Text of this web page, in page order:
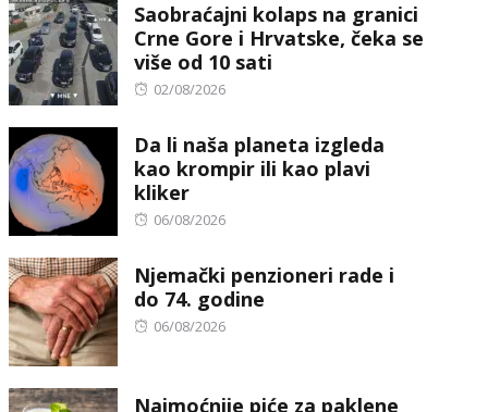
Saobraćajni kolaps na granici
Crne Gore i Hrvatske, čeka se
više od 10 sati
Posted
02/08/2026
Da li naša planeta izgleda
kao krompir ili kao plavi
kliker
Posted
06/08/2026
Njemački penzioneri rade i
do 74. godine
Posted
06/08/2026
Najmoćnije piće za paklene